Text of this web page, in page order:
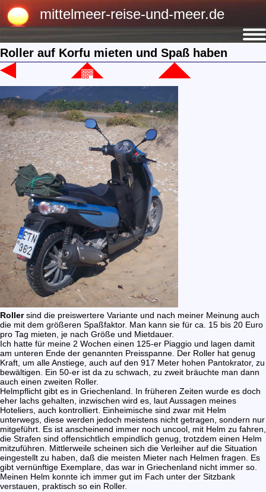
mittelmeer-reise-und-meer.de
Roller auf Korfu mieten und Spaß haben
Rollersind die preiswertere Variante und nach meiner Meinung auch
die mit dem größeren Spaßfaktor. Man kann sie für ca. 15 bis 20 Euro
pro Tag mieten, je nach Größe und Mietdauer.
Ich hatte für meine 2 Wochen einen 125-er Piaggio und lagen damit
am unteren Ende der genannten Preisspanne. Der Roller hat genug
Kraft, um alle Anstiege, auch auf den 917 Meter hohen Pantokrator, zu
bewältigen. Ein 50-er ist da zu schwach, zu zweit bräuchte man dann
auch einen zweiten Roller.
Helmpflicht gibt es in Griechenland. In früheren Zeiten wurde es doch
eher lachs gehalten, inzwischen wird es, laut Aussagen meines
Hoteliers, auch kontrolliert. Einheimische sind zwar mit Helm
unterwegs, diese werden jedoch meistens nicht getragen, sondern nur
mitgeführt. Es ist anscheinend immer noch uncool, mit Helm zu fahren,
die Strafen sind offensichtlich empindlich genug, trotzdem einen Helm
mitzuführen. Mittlerweile scheinen sich die Verleiher auf die Situation
eingestellt zu haben, daß die meisten Mieter nach Helmen fragen. Es
gibt vernünftige Exemplare, das war in Griechenland nicht immer so.
Meinen Helm konnte ich immer gut im Fach unter der Sitzbank
verstauen, praktisch so ein Roller.